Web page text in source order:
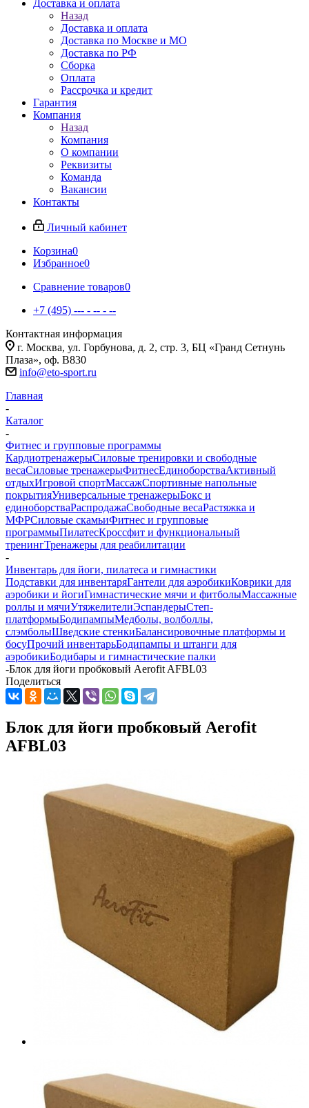
Доставка и оплата
Назад
Доставка и оплата
Доставка по Москве и МО
Доставка по РФ
Сборка
Оплата
Рассрочка и кредит
Гарантия
Компания
Назад
Компания
О компании
Реквизиты
Команда
Вакансии
Контакты
Личный кабинет
Корзина0
Избранное0
Сравнение товаров0
+7 (495) --- - -- - --
Контактная информация
г. Москва, ул. Горбунова, д. 2, стр. 3, БЦ «Гранд Сетнунь
Плаза», оф. В830
info@eto-sport.ru
Главная
-
Каталог
-
Фитнес и групповые программы
КардиотренажерыСиловые тренировки и свободные
весаСиловые тренажерыФитнесЕдиноборстваАктивный
отдыхИгровой спортМассажСпортивные напольные
покрытияУниверсальные тренажерыБокс и
единоборстваРаспродажаСвободные весаРастяжка и
МФРСиловые скамьиФитнес и групповые
программыПилатесКроссфит и функциональный
тренингТренажеры для реабилитации
-
Инвентарь для йоги, пилатеса и гимнастики
Подставки для инвентаряГантели для аэробикиКоврики для
аэробики и йогиГимнастические мячи и фитболыМассажные
роллы и мячиУтяжелителиЭспандерыСтеп-
платформыБодипампыМедболы, волболлы,
слэмболыШведские стенкиБалансировочные платформы и
босуПрочий инвентарьБодипампы и штанги для
аэробикиБодибары и гимнастические палки
-Блок для йоги пробковый Aerofit AFBL03
Поделиться
Блок для йоги пробковый Aerofit
AFBL03